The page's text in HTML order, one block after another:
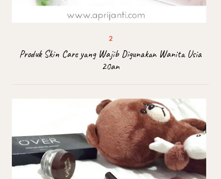
Produk Skin Care yang Wajib Digunakan Wanita Usia
20an